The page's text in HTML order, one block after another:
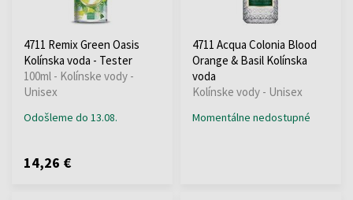
4711 Remix Green Oasis
Kolínska voda - Tester
100ml - Kolínske vody -
Unisex
Odošleme do 13.08.
14,26 €
4711 Acqua Colonia Blood
Orange & Basil Kolínska
voda
Kolínske vody - Unisex
Momentálne nedostupné